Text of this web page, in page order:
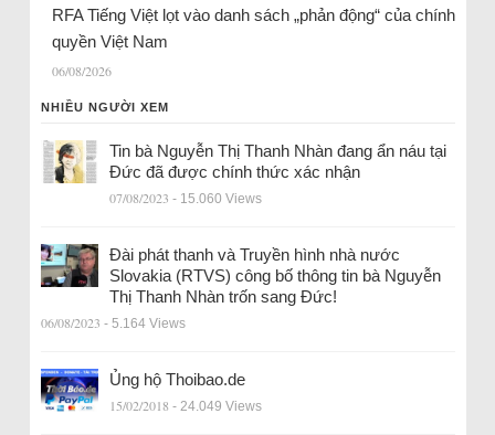
RFA Tiếng Việt lọt vào danh sách „phản động“ của chính
quyền Việt Nam
06/08/2026
NHIỀU NGƯỜI XEM
Tin bà Nguyễn Thị Thanh Nhàn đang ẩn náu tại
Đức đã được chính thức xác nhận
07/08/2023 - 15.060 Views
Đài phát thanh và Truyền hình nhà nước
Slovakia (RTVS) công bố thông tin bà Nguyễn
Thị Thanh Nhàn trốn sang Đức!
06/08/2023 - 5.164 Views
Ủng hộ Thoibao.de
15/02/2018 - 24.049 Views